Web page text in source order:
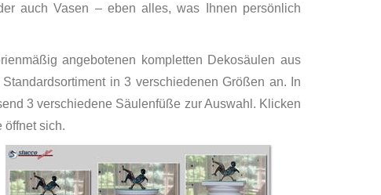
auch Vasen – eben alles, was Ihnen persönlich
angebotenen kompletten Dekosäulen aus
in 3 verschiedenen Größen an. In
3 verschiedene Säulenfüße zur Auswahl. Klicken
öffnet sich.